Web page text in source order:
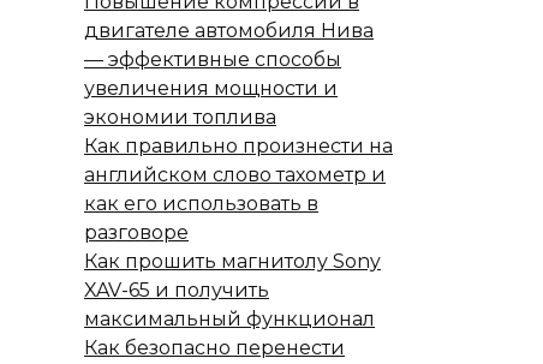
двигателе автомобиля Нива
— эффективные способы
увеличения мощности и
экономии топлива
Как правильно произнести на
английском слово тахометр и
как его использовать в
разговоре
Как прошить магнитолу Sony
XAV-65 и получить
максимальный функционал
Как безопасно перенести